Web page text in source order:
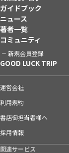
ガイドブック
ニュース
著者一覧
コミュニティ
新規会員登録
GOOD LUCK TRIP
運営会社
利用規約
書店御担当者様へ
採用情報
関連サービス